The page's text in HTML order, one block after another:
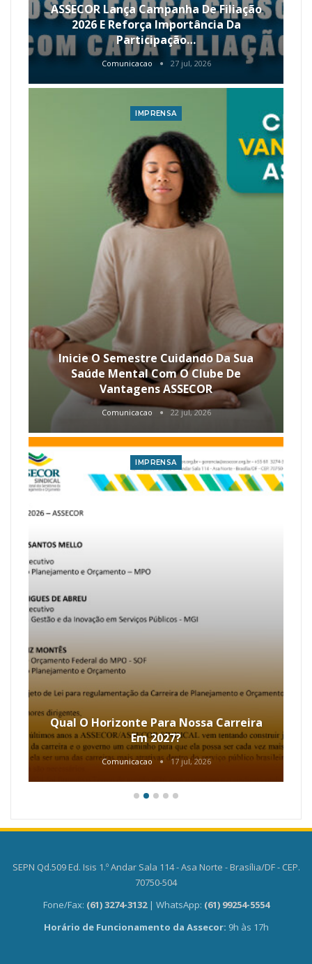
ASSECOR Lança Campanha De Filiação
2026 E Reforça Importância Da
Participação…
Comunicacao 27 jul, 2026
IMPRENSA
Inicie O Semestre Cuidando Da Sua
Saúde Mental Com O Clube De
Vantagens ASSECOR
Comunicacao 22 jul, 2026
IMPRENSA
Qual O Horizonte Para Nossa Carreira
Em 2027?
Comunicacao 17 jul, 2026
SEPN Qd.509 Ed. Isis 1.º Andar Sala 114 - Asa Norte - Brasília/DF - CEP.
70750-504
Fone/Fax: (61) 3274-3132 | WhatsApp: (61) 99254-5554
Horário de Funcionamento da Assecor: 9h às 17h